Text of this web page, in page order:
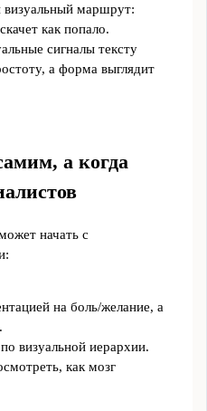
визуальный маршрут:
как попало.
сигналы тексту
а форма выглядит
а когда
начать с
на боль/желание, а
визуальной иерархии.
как мозг